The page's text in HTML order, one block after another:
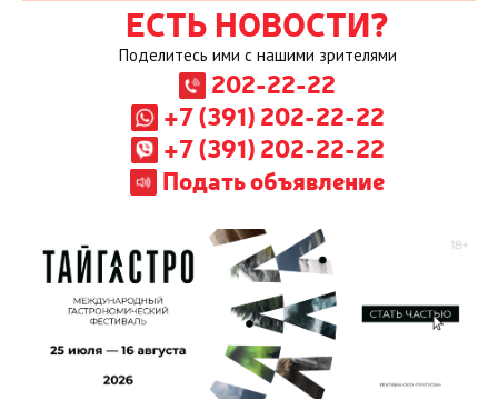
ЕСТЬ НОВОСТИ?
Поделитесь ими с нашими зрителями
202-22-22
+7 (391) 202-22-22
+7 (391) 202-22-22
Подать объявление